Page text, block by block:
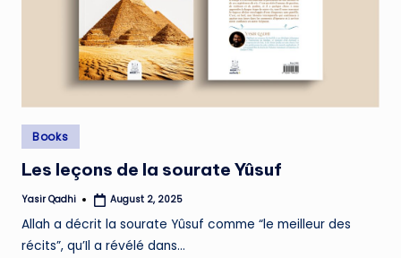
Posted
in
Books
Les leçons de la sourate Yûsuf
Posted
Yasir Qadhi August 2, 2025
Allah a décrit la sourate Yûsuf comme “le meilleur des
récits”, qu’Il a révélé dans…